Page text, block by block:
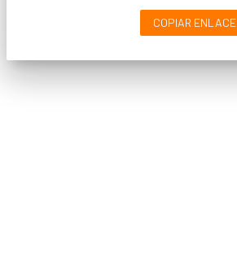
COPIAR ENLACE